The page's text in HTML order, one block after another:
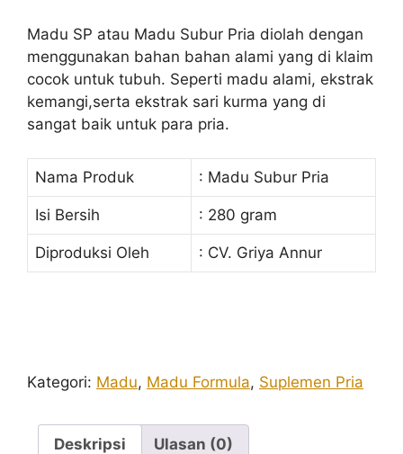
Madu SP atau Madu Subur Pria diolah dengan
menggunakan bahan bahan alami yang di klaim
cocok untuk tubuh. Seperti madu alami, ekstrak
kemangi,serta ekstrak sari kurma yang di
sangat baik untuk para pria.
Nama Produk : Madu Subur Pria
Isi Bersih : 280 gram
Diproduksi Oleh : CV. Griya Annur
Kategori: Madu, Madu Formula, Suplemen Pria
Deskripsi Ulasan (0)